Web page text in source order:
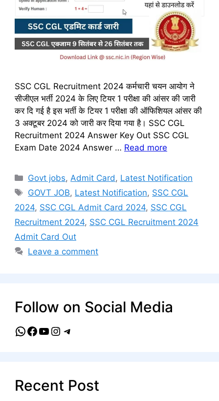
SSC CGL Recruitment 2024 कर्मचारी चयन आयोग ने
सीजीएल भर्ती 2024 के लिए टियर 1 परीक्षा की आंसर की जारी
कर दि गई है इस भर्ती के टियर 1 परीक्षा की ऑफिशियल आंसर की
3 अक्टूबर 2024 को जारी कर दिया गया है। SSC CGL
Recruitment 2024 Answer Key Out SSC CGL
Exam Date 2024 Answer … Read more
Categories
Govt jobs, Admit Card , Latest Notification
Tags
GOVT JOB, Latest Notification, SSC CGL
2024, SSC CGL Admit Card 2024, SSC CGL
Recruitment 2024, SSC CGL Recruitment 2024
Admit Card Out
Leave a comment
Follow on Social Media
WhatsApp
Facebook
YouTube
Instagram
Telegram
Recent Post